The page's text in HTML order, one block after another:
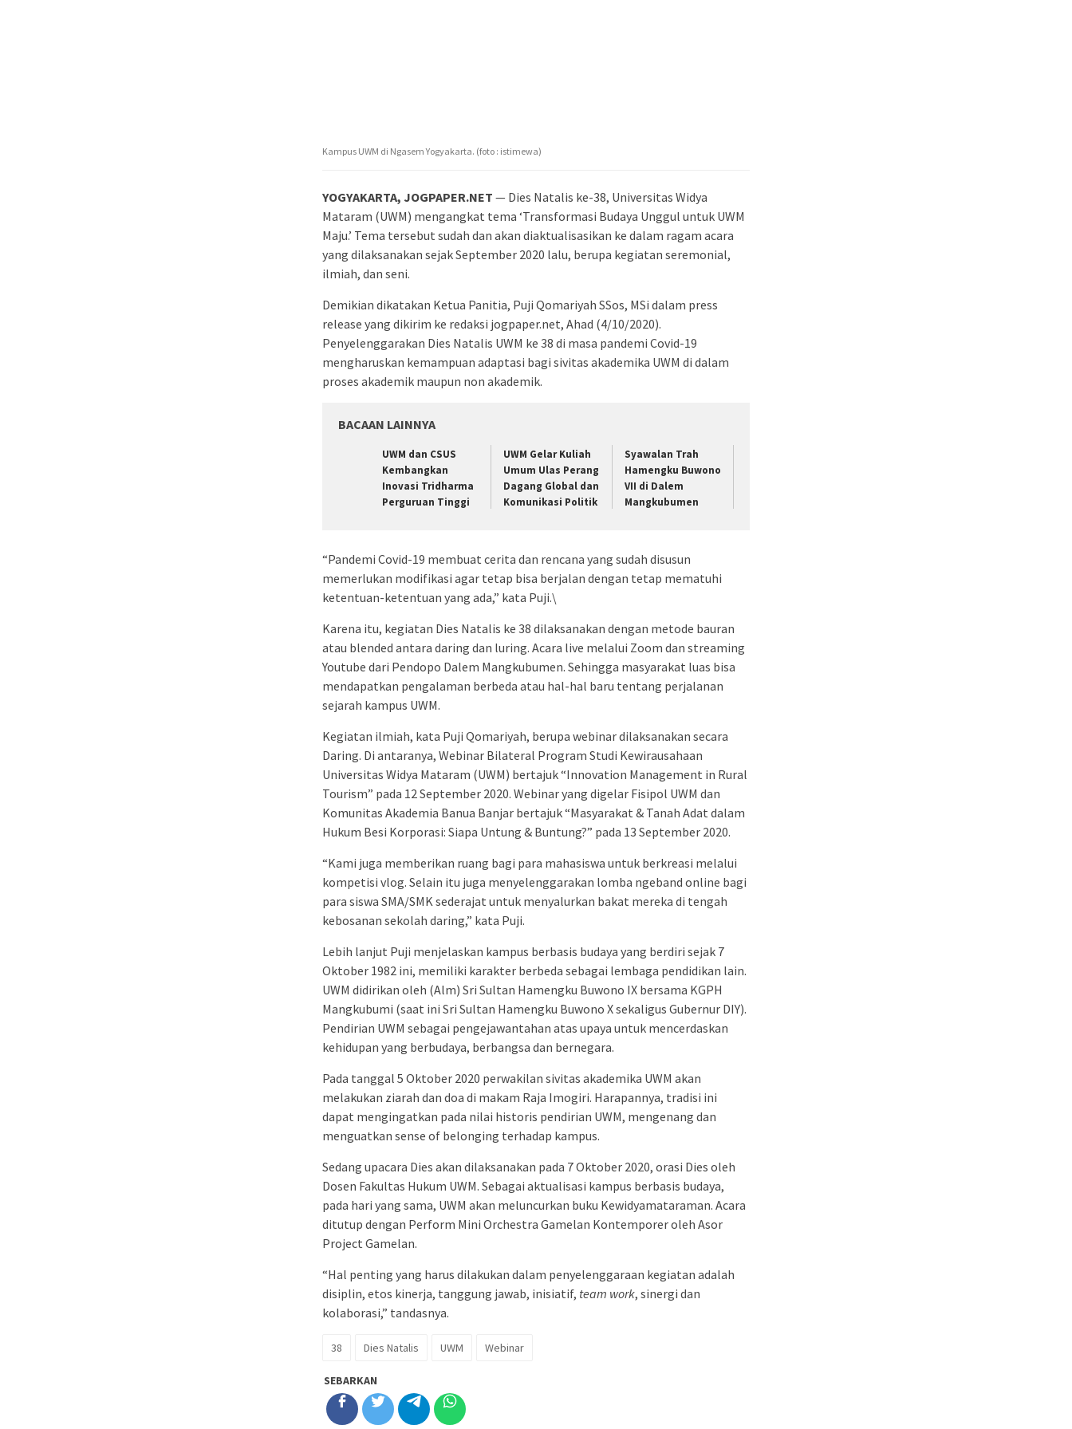
Kampus UWM di Ngasem Yogyakarta. (foto : istimewa)
YOGYAKARTA, JOGPAPER.NET — Dies Natalis ke-38, Universitas Widya
Mataram (UWM) mengangkat tema ‘Transformasi Budaya Unggul untuk UWM
Maju.’ Tema tersebut sudah dan akan diaktualisasikan ke dalam ragam acara
yang dilaksanakan sejak September 2020 lalu, berupa kegiatan seremonial,
ilmiah, dan seni.
Demikian dikatakan Ketua Panitia, Puji Qomariyah SSos, MSi dalam press
release yang dikirim ke redaksi jogpaper.net, Ahad (4/10/2020).
Penyelenggarakan Dies Natalis UWM ke 38 di masa pandemi Covid-19
mengharuskan kemampuan adaptasi bagi sivitas akademika UWM di dalam
proses akademik maupun non akademik.
BACAAN LAINNYA
UWM dan CSUS
Kembangkan
Inovasi Tridharma
Perguruan Tinggi
UWM Gelar Kuliah
Umum Ulas Perang
Dagang Global dan
Komunikasi Politik
Syawalan Trah
Hamengku Buwono
VII di Dalem
Mangkubumen
“Pandemi Covid-19 membuat cerita dan rencana yang sudah disusun
memerlukan modifikasi agar tetap bisa berjalan dengan tetap mematuhi
ketentuan-ketentuan yang ada,” kata Puji.\
Karena itu, kegiatan Dies Natalis ke 38 dilaksanakan dengan metode bauran
atau blended antara daring dan luring. Acara live melalui Zoom dan streaming
Youtube dari Pendopo Dalem Mangkubumen. Sehingga masyarakat luas bisa
mendapatkan pengalaman berbeda atau hal-hal baru tentang perjalanan
sejarah kampus UWM.
Kegiatan ilmiah, kata Puji Qomariyah, berupa webinar dilaksanakan secara
Daring. Di antaranya, Webinar Bilateral Program Studi Kewirausahaan
Universitas Widya Mataram (UWM) bertajuk “Innovation Management in Rural
Tourism” pada 12 September 2020. Webinar yang digelar Fisipol UWM dan
Komunitas Akademia Banua Banjar bertajuk “Masyarakat & Tanah Adat dalam
Hukum Besi Korporasi: Siapa Untung & Buntung?” pada 13 September 2020.
“Kami juga memberikan ruang bagi para mahasiswa untuk berkreasi melalui
kompetisi vlog. Selain itu juga menyelenggarakan lomba ngeband online bagi
para siswa SMA/SMK sederajat untuk menyalurkan bakat mereka di tengah
kebosanan sekolah daring,” kata Puji.
Lebih lanjut Puji menjelaskan kampus berbasis budaya yang berdiri sejak 7
Oktober 1982 ini, memiliki karakter berbeda sebagai lembaga pendidikan lain.
UWM didirikan oleh (Alm) Sri Sultan Hamengku Buwono IX bersama KGPH
Mangkubumi (saat ini Sri Sultan Hamengku Buwono X sekaligus Gubernur DIY).
Pendirian UWM sebagai pengejawantahan atas upaya untuk mencerdaskan
kehidupan yang berbudaya, berbangsa dan bernegara.
Pada tanggal 5 Oktober 2020 perwakilan sivitas akademika UWM akan
melakukan ziarah dan doa di makam Raja Imogiri. Harapannya, tradisi ini
dapat mengingatkan pada nilai historis pendirian UWM, mengenang dan
menguatkan sense of belonging terhadap kampus.
Sedang upacara Dies akan dilaksanakan pada 7 Oktober 2020, orasi Dies oleh
Dosen Fakultas Hukum UWM. Sebagai aktualisasi kampus berbasis budaya,
pada hari yang sama, UWM akan meluncurkan buku Kewidyamataraman. Acara
ditutup dengan Perform Mini Orchestra Gamelan Kontemporer oleh Asor
Project Gamelan.
“Hal penting yang harus dilakukan dalam penyelenggaraan kegiatan adalah
disiplin, etos kinerja, tanggung jawab, inisiatif, team work, sinergi dan
kolaborasi,” tandasnya.
38 Dies Natalis UWM Webinar
SEBARKAN